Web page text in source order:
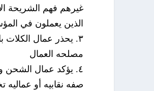
غيرهم فهم الشريحة
الذين يعملون في
٣. يحذر عمال الكلات
مصلحه العمال
٤. يؤكد عمال الشحن
صفه نقابيه أو عماليه